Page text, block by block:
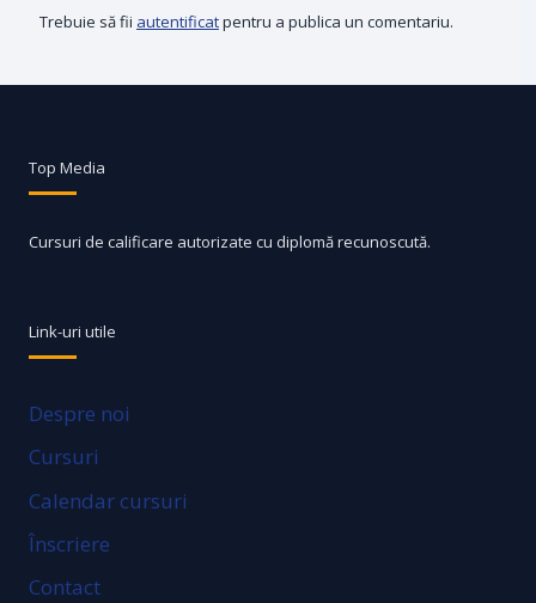
Trebuie să fii autentificatpentru a publica un comentariu.
Top Media
Cursuri de calificare autorizate cu diplomă recunoscută.
Link-uri utile
Despre noi
Cursuri
Calendar cursuri
Înscriere
Contact